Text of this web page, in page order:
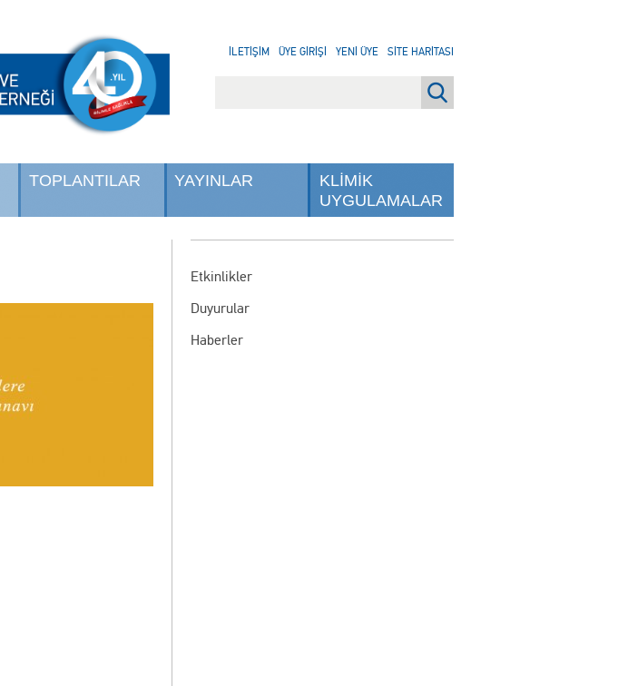
TOPLANTILAR YAYINLAR
KLİMİK
UYGULAMALAR
İLETİŞİM ÜYE GİRİŞİ YENİ ÜYE SİTE HARİTASI
Etkinlikler
Duyurular
Haberler